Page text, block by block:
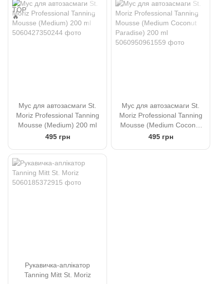
Мус для автозасмаги St.
Moriz Professional Tanning
Mousse (Medium) 200 ml
495 грн
Мус для автозасмаги St.
Moriz Professional Tanning
Mousse (Medium Coconut
Paradise) 200 ml
495 грн
Рукавичка-аплікатор
Tanning Mitt St. Moriz